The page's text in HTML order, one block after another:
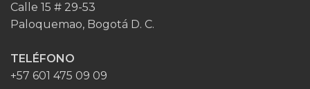
Calle 15 # 29-53
Paloquemao, Bogotá D. C.
TELÉFONO
+57 601 475 09 09